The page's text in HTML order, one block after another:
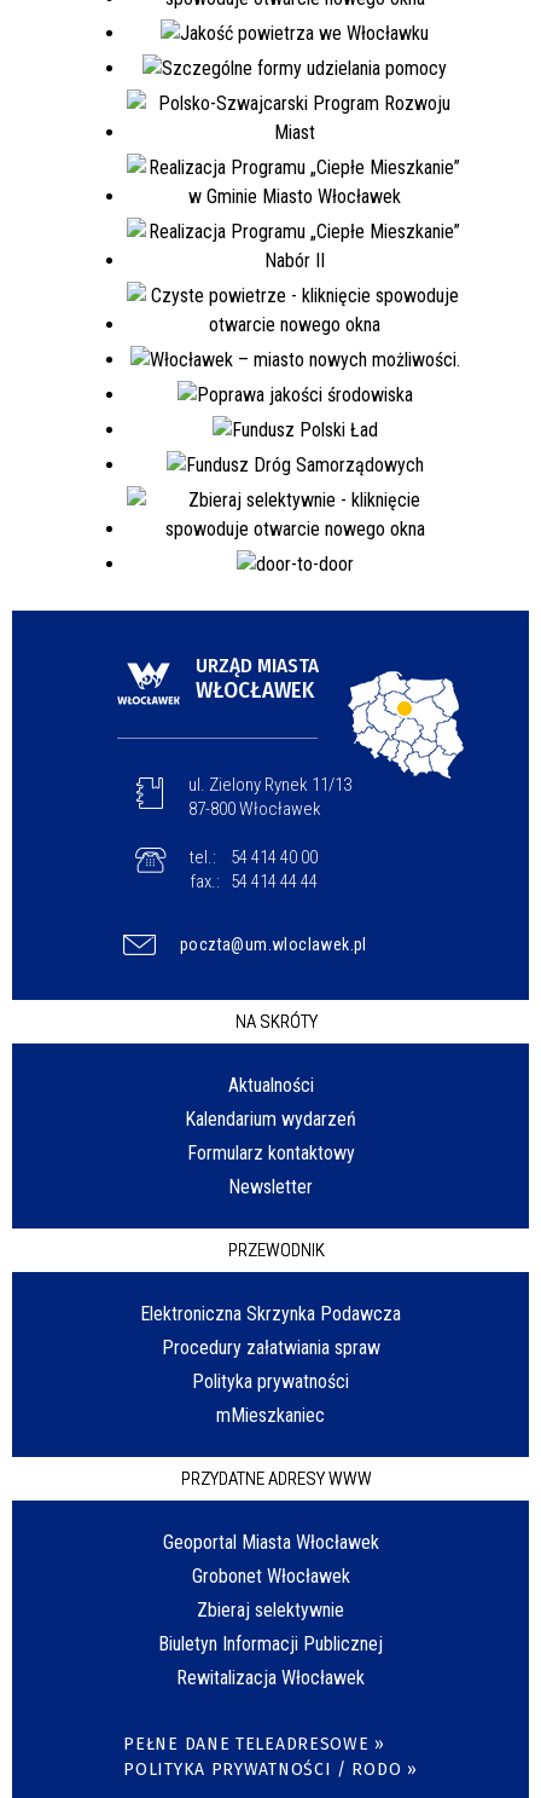
URZĄD MIASTA
WŁOCŁAWEK
ul. Zielony Rynek 11/13
87-800 Włocławek
tel.:
54 414 40 00
fax.:
54 414 44 44
poczta@um.wloclawek.pl
NA SKRÓTY
Aktualności
Kalendarium wydarzeń
Formularz kontaktowy
Newsletter
PRZEWODNIK
Elektroniczna Skrzynka Podawcza
Procedury załatwiania spraw
Polityka prywatności
mMieszkaniec
PRZYDATNE ADRESY WWW
Geoportal Miasta Włocławek
Grobonet Włocławek
Zbieraj selektywnie
Biuletyn Informacji Publicznej
Rewitalizacja Włocławek
PEŁNE DANE TELEADRESOWE »
POLITYKA PRYWATNOŚCI / RODO »